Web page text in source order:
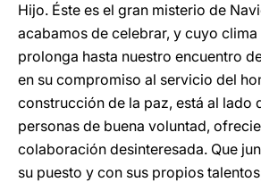
Hijo. Éste es el gran misterio de
acabamos de celebrar, y cuyo
prolonga hasta nuestro encuentro
en su compromiso al servicio del
construcción de la paz, está al lado
personas de buena voluntad,
colaboración desinteresada. Que
su puesto y con sus propios